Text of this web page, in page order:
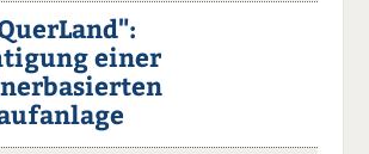
einer